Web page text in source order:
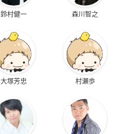
鈴村健一 森川智之
大塚芳忠 村瀬歩